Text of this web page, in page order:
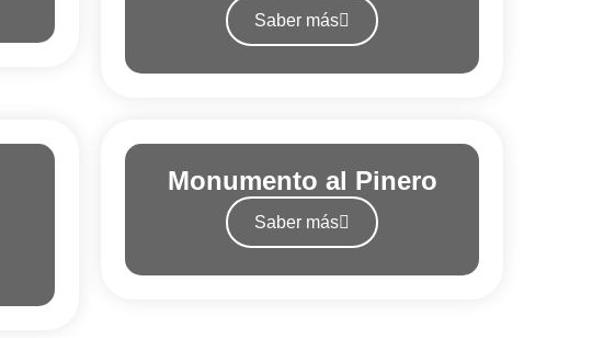
Saber más
Monumento al Pinero
Saber más